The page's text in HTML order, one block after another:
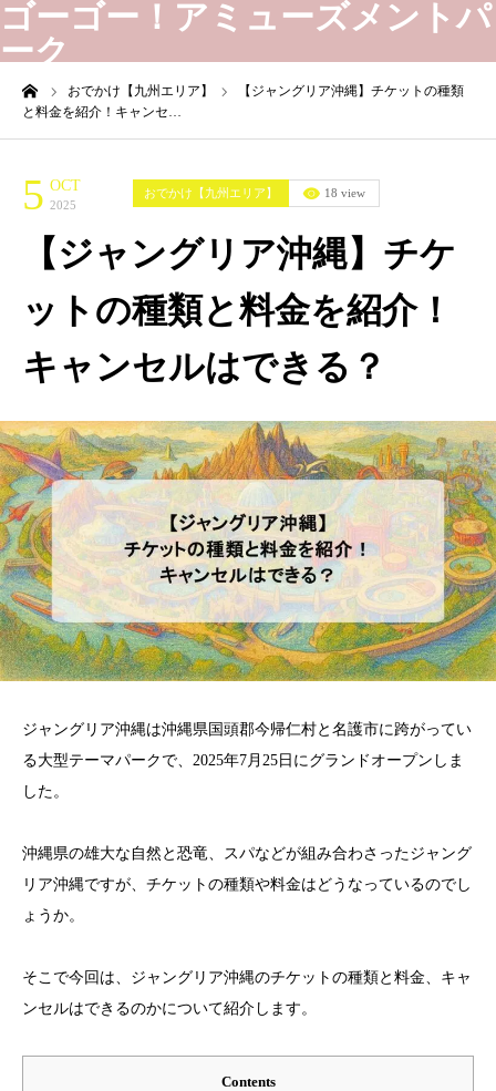
ゴーゴー！アミューズメントパ
ーク
おでかけ【九州エリア】
【ジャングリア沖縄】チケットの種類
と料金を紹介！キャンセ…
5 OCT
2025
おでかけ【九州エリア】 18 view
【ジャングリア沖縄】チケ
ットの種類と料金を紹介！
キャンセルはできる？
ジャングリア沖縄は沖縄県国頭郡今帰仁村と名護市に跨がってい
る大型テーマパークで、2025年7月25日にグランドオープンしま
した。
沖縄県の雄大な自然と恐竜、スパなどが組み合わさったジャング
リア沖縄ですが、チケットの種類や料金はどうなっているのでし
ょうか。
そこで今回は、ジャングリア沖縄のチケットの種類と料金、キャ
ンセルはできるのかについて紹介します。
Contents